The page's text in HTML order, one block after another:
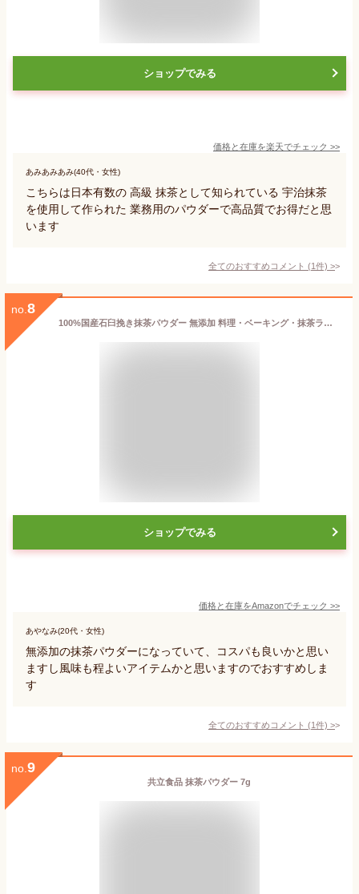
ショップでみる
価格と在庫を楽天でチェック >>
あみあみあみ(40代・女性)
こちらは日本有数の 高級 抹茶として知られている 宇治抹茶
を使用して作られた 業務用のパウダーで高品質でお得だと思
います
全てのおすすめコメント (1件) >
no. 8
100%国産石臼挽き抹茶パウダー 無添加 料理・ベーキング・抹茶ラテ・スイーツに最適 40g
ショップでみる
価格と在庫をAmazonでチェック >>
あやなみ(20代・女性)
無添加の抹茶パウダーになっていて、コスパも良いかと思い
ますし風味も程よいアイテムかと思いますのでおすすめしま
す
全てのおすすめコメント (1件) >
no. 9
共立食品 抹茶パウダー 7g